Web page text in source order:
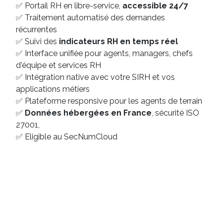
✅ Portail RH en libre-service, accessible 24/7
✅ Traitement automatisé des demandes
récurrentes
✅ Suivi des indicateurs RH en temps réel
✅ Interface unifiée pour agents, managers, chefs
d'équipe et services RH
✅ Intégration native avec votre SIRH et vos
applications métiers
✅ Plateforme responsive pour les agents de terrain
✅ Données hébergées en France , sécurité ISO
27001,
✅ Eligible au SecNumCloud